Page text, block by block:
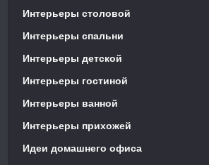
Интерьеры столовой
Интерьеры спальни
Интерьеры детской
Интерьеры гостиной
Интерьеры ванной
Интерьеры прихожей
Идеи домашнего офиса